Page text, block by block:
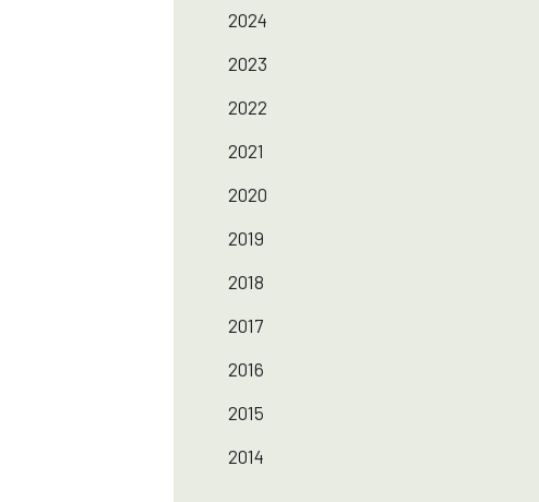
2024
2023
2022
2021
2020
2019
2018
2017
2016
2015
2014